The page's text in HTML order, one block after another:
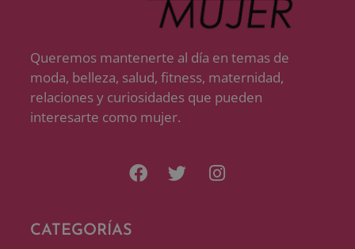
Queremos mantenerte al día en temas de
moda, belleza, salud, fitness, maternidad,
relaciones y curiosidades que pueden
interesarte como mujer.
CATEGORÍAS